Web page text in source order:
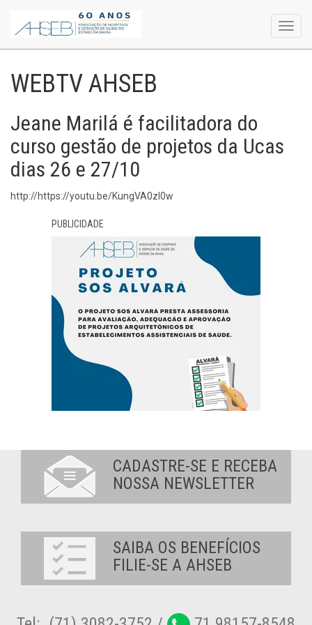
WEBTV AHSEB
Jeane Marilá é facilitadora do
curso gestão de projetos da Ucas
dias 26 e 27/10
http://https://youtu.be/KungVA0zI0w
PUBLICIDADE
CADASTRE-SE E RECEBA
NOSSA NEWSLETTER
SAIBA OS BENEFÍCIOS
FILIE-SE A AHSEB